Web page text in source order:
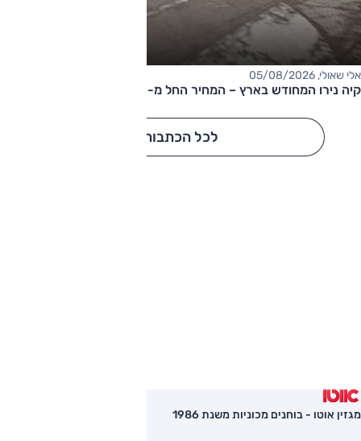
אלי שאולי, 05/08/2026
קיה נירו המחודש בארץ – המחיר החל מ-177,000 שקלים
לכל הכתבות
מגזין אוטו - בוחנים מכוניות משנת 1986